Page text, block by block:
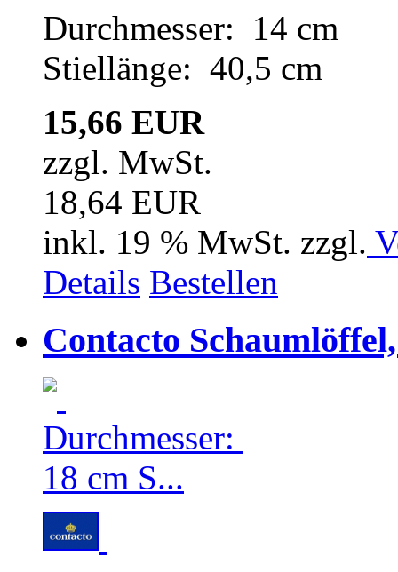
Durchmesser: 14 cm
Stiellänge: 40,5 cm
15,66 EUR
zzgl. MwSt.
18,64 EUR
inkl. 19 % MwSt. zzgl.
Details Bestellen
Contacto